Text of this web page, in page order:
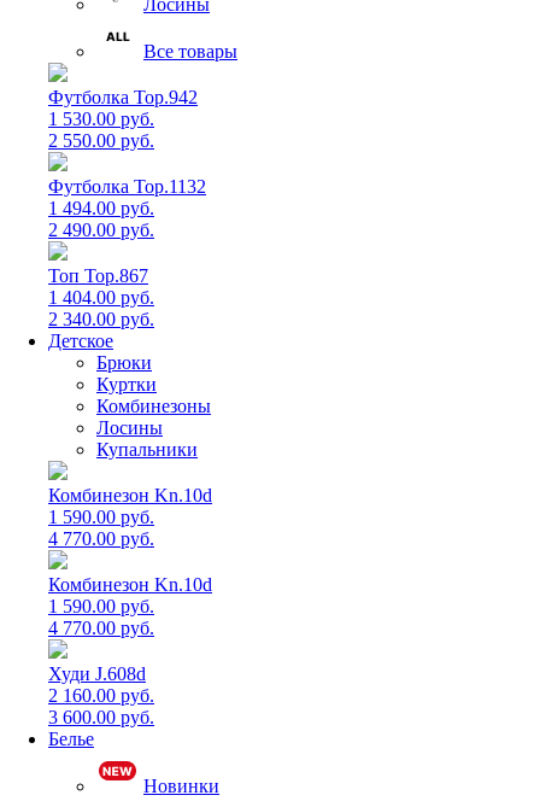
Лосины
Все товары
Футболка Top.942
1 530.00 руб.
2 550.00 руб.
Футболка Top.1132
1 494.00 руб.
2 490.00 руб.
Топ Top.867
1 404.00 руб.
2 340.00 руб.
Детское
Брюки
Куртки
Комбинезоны
Лосины
Купальники
Комбинезон Kn.10d
1 590.00 руб.
4 770.00 руб.
Комбинезон Kn.10d
1 590.00 руб.
4 770.00 руб.
Худи J.608d
2 160.00 руб.
3 600.00 руб.
Белье
Новинки